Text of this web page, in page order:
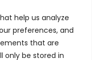
help us analyze
preferences, and
that are
only be stored in